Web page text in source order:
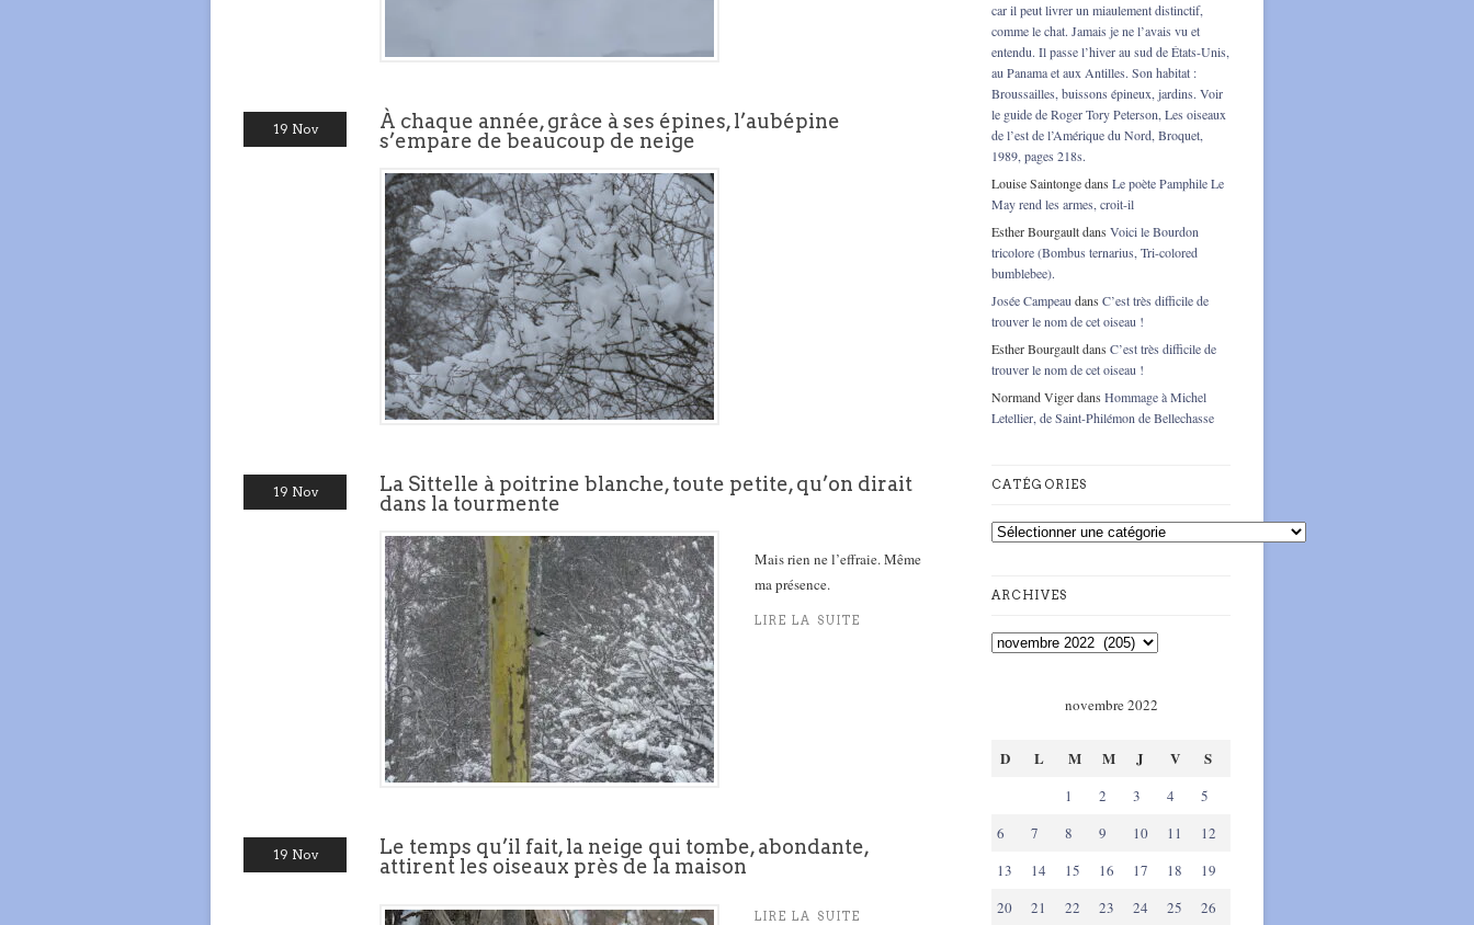
19 Nov
À chaque année, grâce à ses épines, l’aubépine
s’empare de beaucoup de neige
19 Nov
La Sittelle à poitrine blanche, toute petite, qu’on dirait
dans la tourmente
Mais rien ne l’effraie. Même
ma présence.
LIRE LA SUITE
19 Nov
Le temps qu’il fait, la neige qui tombe, abondante,
attirent les oiseaux près de la maison
LIRE LA SUITE
car il peut livrer un miaulement distinctif,
comme le chat. Jamais je ne l’avais vu et
entendu. Il passe l’hiver au sud de États-Unis,
au Panama et aux Antilles. Son habitat :
Broussailles, buissons épineux, jardins. Voir
le guide de Roger Tory Peterson, Les oiseaux
de l’est de l’Amérique du Nord, Broquet,
1989, pages 218s.
Louise Saintongedans Le poète Pamphile Le
May rend les armes, croit-il
Esther Bourgaultdans Voici le Bourdon
tricolore (Bombus ternarius, Tri-colored
bumblebee).
Josée Campeau dans C’est très difficile de
trouver le nom de cet oiseau !
Esther Bourgaultdans C’est très difficile de
trouver le nom de cet oiseau !
Normand Vigerdans Hommage à Michel
Letellier, de Saint-Philémon de Bellechasse
CATÉGORIES
ARCHIVES
novembre 2022
D L M M J V S
1 2 3 4
5
6
7 8 9 10 11
12
13
14 15 16 17 18
19
20
21 22 23 24 25
26